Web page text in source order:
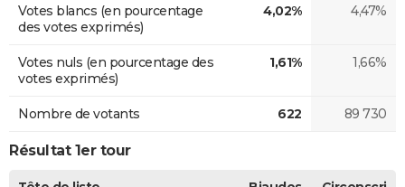
Votes blancs (en pourcentage
des votes exprimés)
4,02% 4,47%
Votes nuls (en pourcentage des
votes exprimés)
1,61% 1,66%
Nombre de votants 622 89 730
Résultat 1er tour